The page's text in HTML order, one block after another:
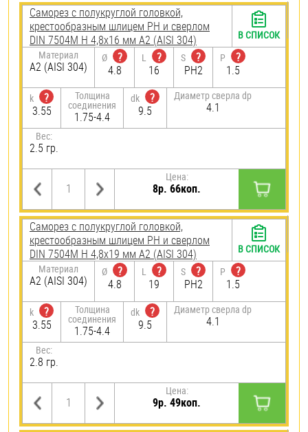
Саморез с полукруглой головкой,
крестообразным шлицем PH и сверлом
DIN 7504M H 4,8х16 мм А2 (AISI 304)
Материал
А2 (AISI 304)
Ø
?
4.8
L
?
16
S
?
PH2
P
?
1.5
k
?
3.55
Толщина
соединения
1.75-4.4
dk
?
9.5
Диаметр сверла dp
4.1
Вес:
2.5 гр.
Цена:
8р. 66коп.
В СПИСОК
Саморез с полукруглой головкой,
крестообразным шлицем PH и сверлом
DIN 7504M H 4,8х19 мм А2 (AISI 304)
Материал
А2 (AISI 304)
Ø
?
4.8
L
?
19
S
?
PH2
P
?
1.5
k
?
3.55
Толщина
соединения
1.75-4.4
dk
?
9.5
Диаметр сверла dp
4.1
Вес:
2.8 гр.
Цена:
9р. 49коп.
В СПИСОК